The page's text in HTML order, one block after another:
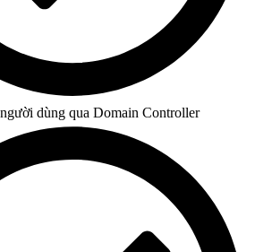
dùng qua Domain Controller